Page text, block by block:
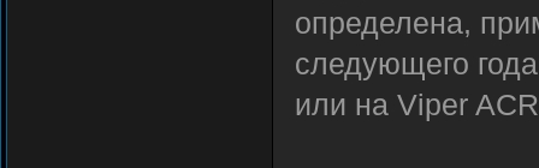
определена,
следующего
или на Viper